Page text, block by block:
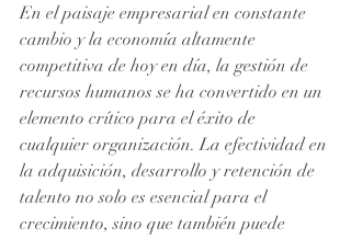
En el paisaje empresarial en constante
cambio y la economía altamente
competitiva de hoy en día, la gestión de
recursos humanos se ha convertido en un
elemento crítico para el éxito de
cualquier organización. La efectividad en
la adquisición, desarrollo y retención de
talento no solo es esencial para el
crecimiento, sino que también puede